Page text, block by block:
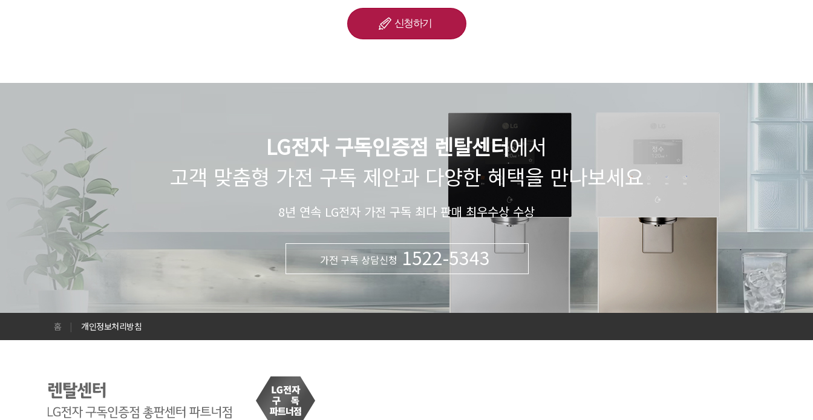
LG전자 구독인증점 렌탈센터에서
고객 맞춤형 가전 구독 제안과 다양한 혜택을 만나보세요
8년 연속 LG전자 가전 구독 최다 판매 최우수상 수상
가전 구독 상담신청1522-5343
홈 | 개인정보처리방침